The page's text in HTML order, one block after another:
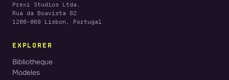
Prexi Studios Ltda.
Rua da Boavista 82
1200-068 Lisbon, Portugal
EXPLORER
Bibliotheque
Modeles